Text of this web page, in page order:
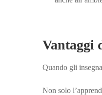
Vantaggi
Quando gli
Non solo